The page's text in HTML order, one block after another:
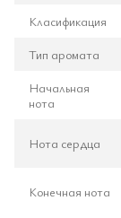
Класификация
Тип аромата
Начальная
нота
Нота сердца
Конечная нота